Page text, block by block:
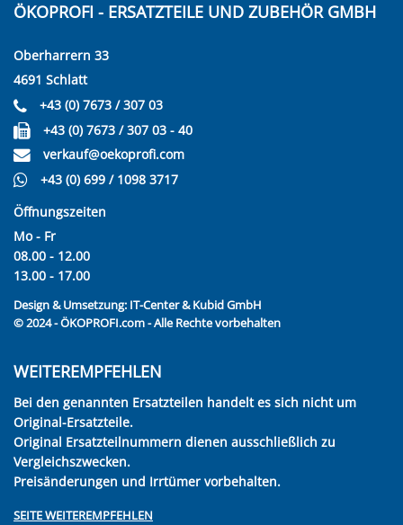
ÖKOPROFI - ERSATZTEILE UND ZUBEHÖR GMBH
Oberharrern 33
4691 Schlatt
+43 (0) 7673 / 307 03
+43 (0) 7673 / 307 03 - 40
verkauf@oekoprofi.com
+43 (0) 699 / 1098 3717
Öffnungszeiten
Mo - Fr
08.00 - 12.00
13.00 - 17.00
Design & Umsetzung: IT-Center & Kubid GmbH
© 2024 - ÖKOPROFI.com - Alle Rechte vorbehalten
WEITEREMPFEHLEN
Bei den genannten Ersatzteilen handelt es sich nicht um
Original-Ersatzteile.
Original Ersatzteilnummern dienen ausschließlich zu
Vergleichszwecken.
Preisänderungen und Irrtümer vorbehalten.
SEITE WEITEREMPFEHLEN